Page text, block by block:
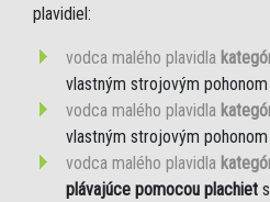
plavidiel:
vodca malého plavidla
vlastným strojovým
vodca malého plavidla
vlastným strojovým
vodca malého plavidla
plávajúce pomocou plachiet